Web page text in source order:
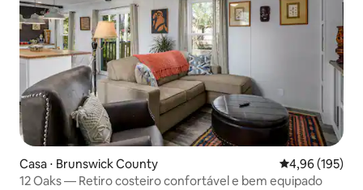
Casa ⋅ Brunswick County 4,96 de uma
4,96 (195)
12 Oaks — Retiro costeiro confortável e bem equipado